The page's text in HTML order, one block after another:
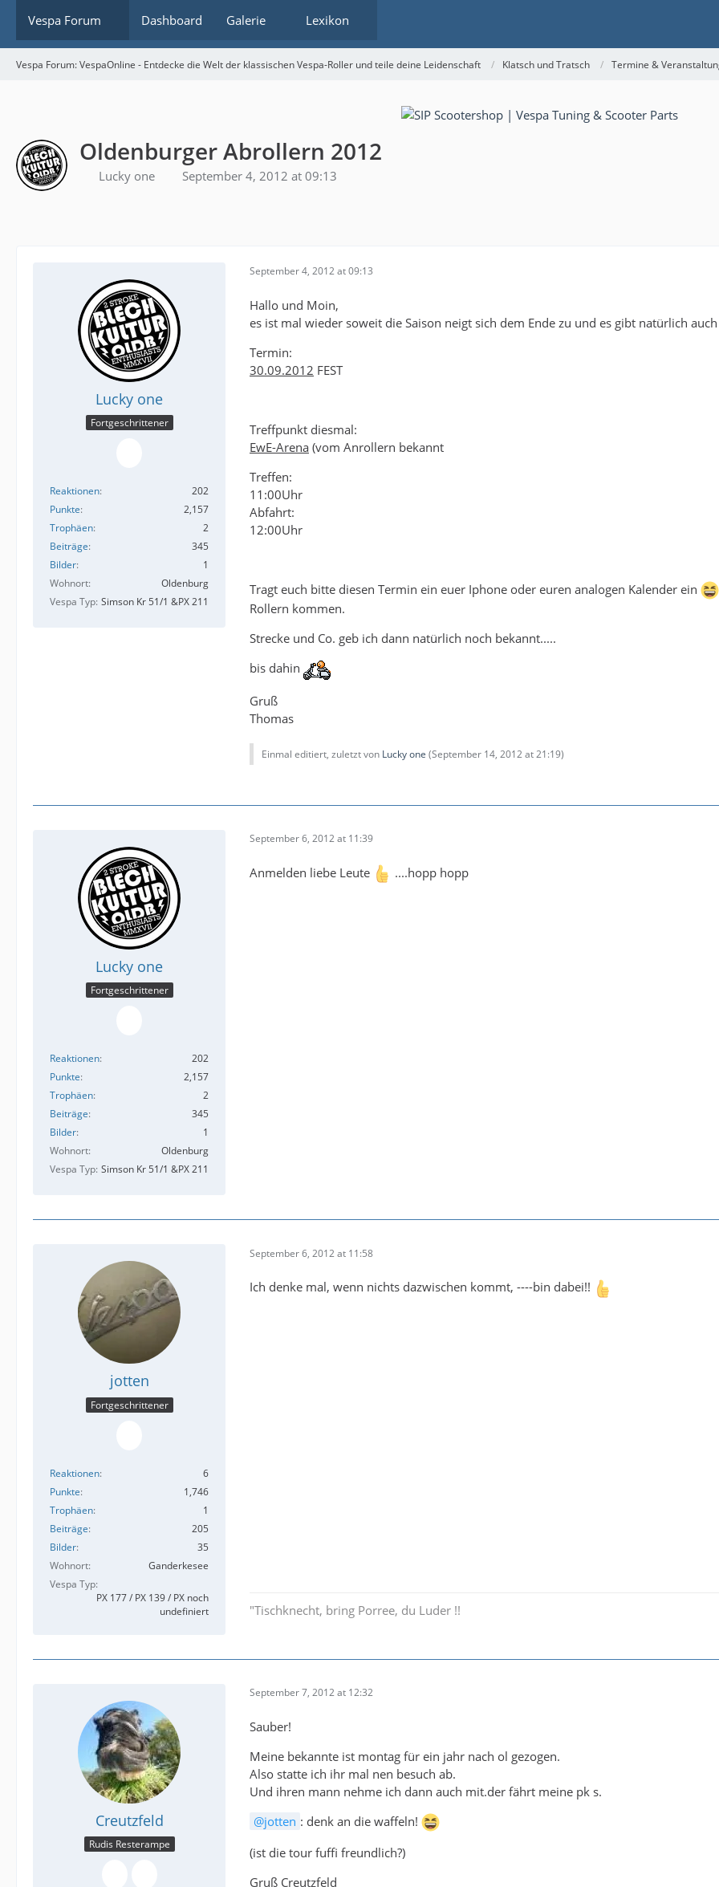
Vespa Forum Dashboard Galerie Lexikon
Vespa Forum: VespaOnline - Entdecke die Welt der klassischen Vespa-Roller und teile deine Leidenschaft Klatsch und Tratsch Termine &
Oldenburger Abrollern 2012
Lucky one September 4, 2012 at 09:13
Lucky one
Fortgeschrittener
Reaktionen
202
Punkte
2,157
Trophäen
2
Beiträge
345
Bilder
1
Wohnort
Oldenburg
Vespa Typ Simson Kr 51/1 &PX 211
September 4, 2012 at 09:13
Hallo und Moin,
es ist mal wieder soweit die Saison neigt sich dem Ende zu und es gibt natürlich
Termin:
30.09.2012 FEST
Treffpunkt diesmal:
EwE-Arena (vom Anrollern bekannt
Treffen:
11:00Uhr
Abfahrt:
12:00Uhr
Tragt euch bitte diesen Termin ein euer Iphone oder euren analogen Kalender ein
Rollern kommen.
Strecke und Co. geb ich dann natürlich noch bekannt.....
bis dahin
Gruß
Thomas
Einmal editiert, zuletzt von Lucky one (September 14, 2012 at 21:19)
Lucky one
Fortgeschrittener
Reaktionen
202
Punkte
2,157
Trophäen
2
Beiträge
345
Bilder
1
Wohnort
Oldenburg
Vespa Typ Simson Kr 51/1 &PX 211
September 6, 2012 at 11:39
Anmelden liebe Leute ....hopp hopp
jotten
Fortgeschrittener
Reaktionen
6
Punkte
1,746
Trophäen
1
Beiträge
205
Bilder
35
Wohnort
Ganderkesee
Vespa Typ
PX 177 / PX 139 / PX noch
undefiniert
September 6, 2012 at 11:58
Ich denke mal, wenn nichts dazwischen kommt, ----bin dabei!!
"Tischknecht, bring Porree, du Luder !!
Creutzfeld
Rudis Resterampe
September 7, 2012 at 12:32
Sauber!
Meine bekannte ist montag für ein jahr nach ol gezogen.
Also statte ich ihr mal nen besuch ab.
Und ihren mann nehme ich dann auch mit.der fährt meine pk s.
jotten : denk an die waffeln!
(ist die tour fuffi freundlich?)
Gruß Creutzfeld